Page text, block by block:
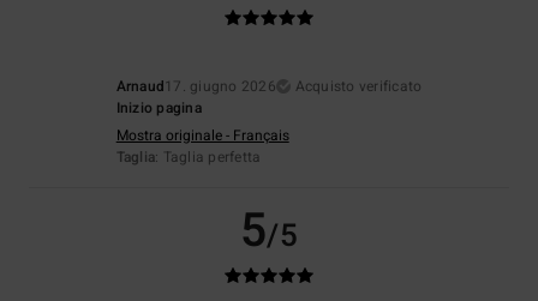
Arnaud17. giugno 2026
Acquisto verificato
Inizio pagina
Mostra originale - Français
Taglia: Taglia perfetta
5/5